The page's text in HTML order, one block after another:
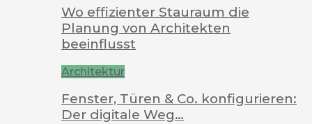
Wo effizienter Stauraum die
Planung von Architekten
beeinflusst
Architektur
Fenster, Türen & Co. konfigurieren:
Der digitale Weg…